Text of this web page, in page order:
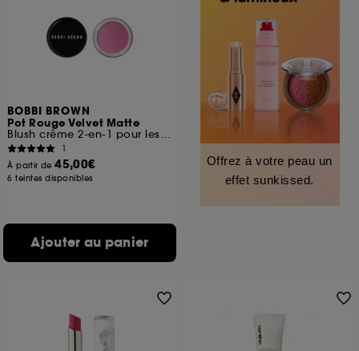
BOBBI BROWN
Pot Rouge Velvet Matte
Blush crème 2-en-1 pour les joues et les lèvres
1
À partir de45,00€
6 teintes disponibles
Ajouter au panier
Offrez à votre peau un
effet sunkissed.